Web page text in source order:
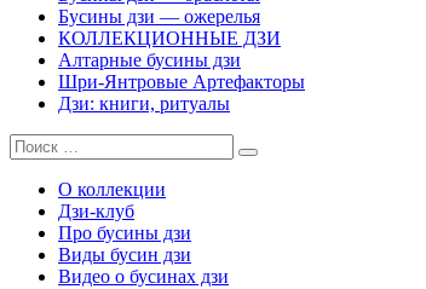
Бусины дзи — ожерелья
КОЛЛЕКЦИОННЫЕ ДЗИ
Алтарные бусины дзи
Шри-Янтровые Артефакторы
Дзи: книги, ритуалы
О коллекции
Дзи-клуб
Про бусины дзи
Виды бусин дзи
Видео о бусинах дзи